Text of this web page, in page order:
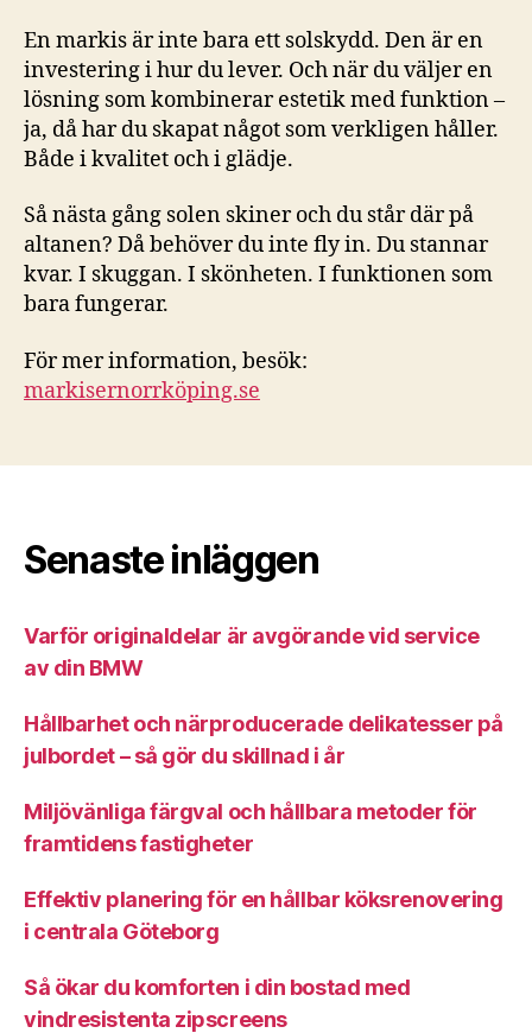
En markis är inte bara ett solskydd. Den är en
investering i hur du lever. Och när du väljer en
lösning som kombinerar estetik med funktion –
ja, då har du skapat något som verkligen håller.
Både i kvalitet och i glädje.
Så nästa gång solen skiner och du står där på
altanen? Då behöver du inte fly in. Du stannar
kvar. I skuggan. I skönheten. I funktionen som
bara fungerar.
För mer information, besök:
markisernorrköping.se
Senaste inläggen
Varför originaldelar är avgörande vid service
av din BMW
Hållbarhet och närproducerade delikatesser på
julbordet – så gör du skillnad i år
Miljövänliga färgval och hållbara metoder för
framtidens fastigheter
Effektiv planering för en hållbar köksrenovering
i centrala Göteborg
Så ökar du komforten i din bostad med
vindresistenta zipscreens